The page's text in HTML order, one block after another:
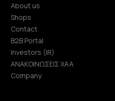
About us
Shops
Contact
B2B Portal
Investors (IR)
ΑΝΑΚΟΙΝΩΣΕΙΣ ΧΑΑ
Company